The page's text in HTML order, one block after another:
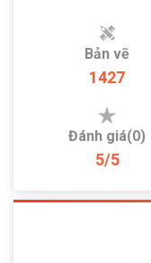
Bản vẽ
1427
Đánh giá(0)
5/5